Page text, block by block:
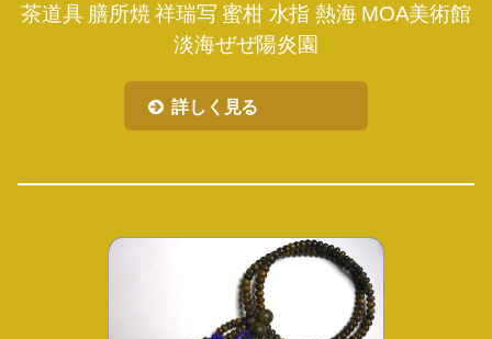
茶道具 膳所焼 祥瑞写 蜜柑 水指 熱海 MOA美術館
淡海ぜぜ陽炎園
詳しく見る